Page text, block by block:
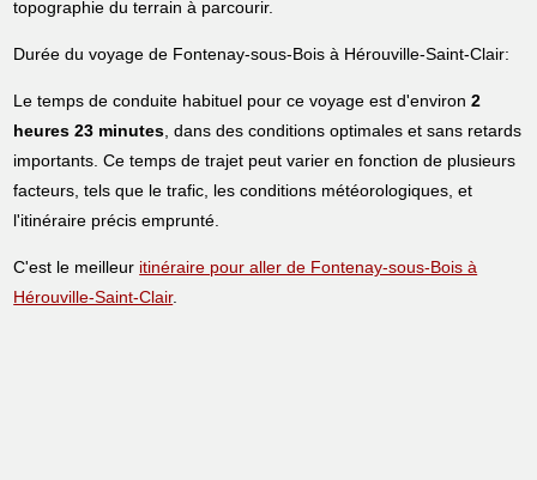
topographie du terrain à parcourir.
Durée du voyage de Fontenay-sous-Bois à Hérouville-Saint-Clair:
Le temps de conduite habituel pour ce voyage est d'environ2
heures 23 minutes, dans des conditions optimales et sans retards
importants. Ce temps de trajet peut varier en fonction de plusieurs
facteurs, tels que le trafic, les conditions météorologiques, et
l'itinéraire précis emprunté.
C'est le meilleur itinéraire pour aller de Fontenay-sous-Bois à
Hérouville-Saint-Clair.